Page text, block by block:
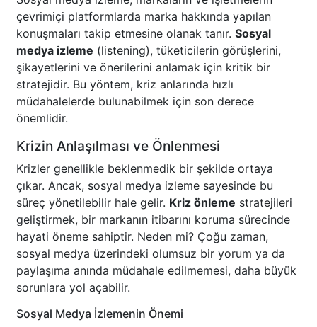
çevrimiçi platformlarda marka hakkında yapılan
konuşmaları takip etmesine olanak tanır. Sosyal
medya izleme (listening), tüketicilerin görüşlerini,
şikayetlerini ve önerilerini anlamak için kritik bir
stratejidir. Bu yöntem, kriz anlarında hızlı
müdahalelerde bulunabilmek için son derece
önemlidir.
Krizin Anlaşılması ve Önlenmesi
Krizler genellikle beklenmedik bir şekilde ortaya
çıkar. Ancak, sosyal medya izleme sayesinde bu
süreç yönetilebilir hale gelir. Kriz önleme stratejileri
geliştirmek, bir markanın itibarını koruma sürecinde
hayati öneme sahiptir. Neden mi? Çoğu zaman,
sosyal medya üzerindeki olumsuz bir yorum ya da
paylaşıma anında müdahale edilmemesi, daha büyük
sorunlara yol açabilir.
Sosyal Medya İzlemenin Önemi